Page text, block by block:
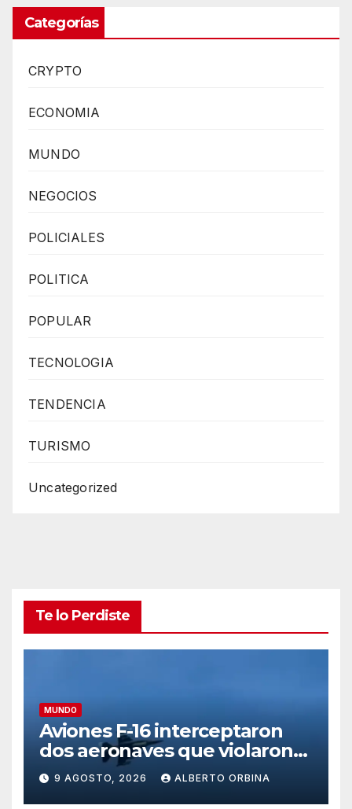
Categorías
CRYPTO
ECONOMIA
MUNDO
NEGOCIOS
POLICIALES
POLITICA
POPULAR
TECNOLOGIA
TENDENCIA
TURISMO
Uncategorized
Te lo Perdiste
MUNDO
Aviones F-16 interceptaron
dos aeronaves que violaron
el espacio aéreo del club
donde estaba Donald Trump
9 AGOSTO, 2026 ALBERTO ORBINA